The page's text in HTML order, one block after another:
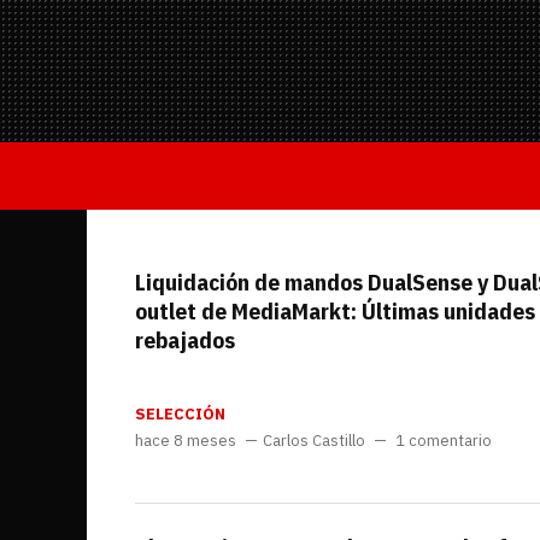
Liquidación de mandos DualSense y
outlet de MediaMarkt: Últimas unidades
rebajados
SELECCIÓN
hace 8 meses
Carlos Castillo 1 comentario
Trivia
Juegos Online
—
Todo